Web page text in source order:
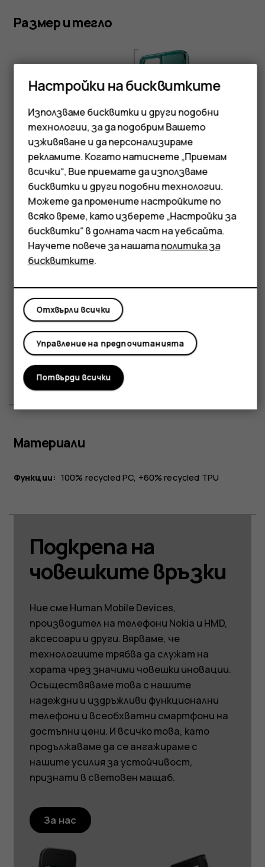
Смартфони
Мобилни телефони
Аксесоари
Таблети
Размер и тегло
Височина:
168,8 mm
Ширина:
79 mm
Свързаност
Съвместимост: HMD Fusion
Материали
Функции: 100% recycled PC, +60% recycled TPU
Подкрепа на
човешките връзки
Ние сме Human Mobile Devices,
производител на телефони Nokia и HMD,
аксесоари и други. Вярваме, че
технологиите трябва да служат на
хората чрез значими човешки иновации.
Осъществяваме това с нашите
надеждни и издръжливи функционални
телефони и всеобхватни смартфони на
достъпни цени. И всичко това, като
продължаваме да се ангажираме с
нашите усилия за устойчивост,
признати в световен мащаб.
За нас
Настройки на бисквитките
Използваме бисквитки и други подобни
технологии, за да подобрим Вашето
изживяване и да персонализираме
рекламите. Когато натиснете „Приемам
всички“, Вие приемате да използваме
бисквитки и други подобни технологии.
Можете да промените настройките по
всяко време, като изберете „Настройки за
бисквитки“ в долната част на уебсайта.
Научете повече за нашатаполитика за
бисквитките.
Отхвърли всички
Управление на предпочитанията
Потвърди всички